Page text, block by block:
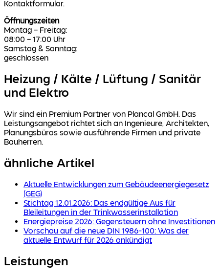
Kontaktformular.
Öffnungszeiten
Montag – Freitag:
08:00 – 17:00 Uhr
Samstag & Sonntag:
geschlossen
Heizung / Kälte / Lüftung / Sanitär
und Elektro
Wir sind ein Premium Partner von Plancal GmbH. Das
Leistungsangebot richtet sich an Ingenieure, Architekten,
Planungsbüros sowie ausführende Firmen und private
Bauherren.
ähnliche Artikel
Aktuelle Entwicklungen zum Gebäudeenergiegesetz
(GEG)
Stichtag 12.01.2026: Das endgültige Aus für
Bleileitungen in der Trinkwasserinstallation
Energiepreise 2026: Gegensteuern ohne Investitionen
Vorschau auf die neue DIN 1986-100: Was der
aktuelle Entwurf für 2026 ankündigt
Leistungen